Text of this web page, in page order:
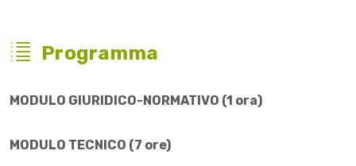
Programma
MODULO GIURIDICO-NORMATIVO (1 ora)
MODULO TECNICO (7 ore)